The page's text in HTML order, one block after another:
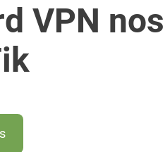
VPN nos